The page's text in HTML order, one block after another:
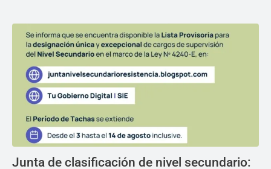
Junta de clasificación de nivel secundario: